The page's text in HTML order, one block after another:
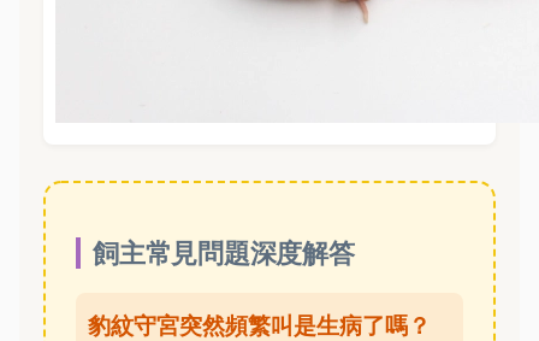
飼主常見問題深度解答
豹紋守宮突然頻繁叫是生病了嗎？